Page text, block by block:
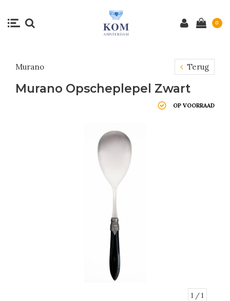
0
Murano Terug
Murano Opscheplepel Zwart
OP VOORRAAD
1 / 1